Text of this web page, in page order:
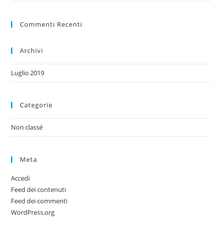
Commenti Recenti
Archivi
Luglio 2019
Categorie
Non classé
Meta
Accedi
Feed dei contenuti
Feed dei commenti
WordPress.org